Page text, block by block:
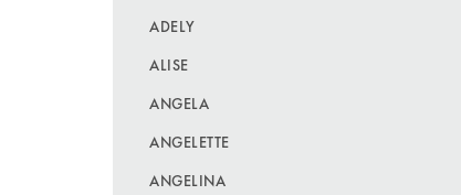
ADELY
ALISE
ANGELA
ANGELETTE
ANGELINA